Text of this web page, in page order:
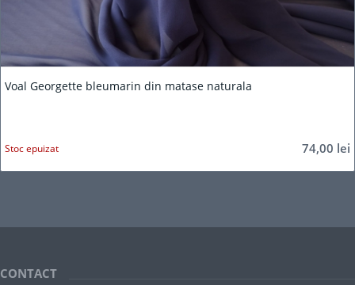
Voal Georgette bleumarin din matase naturala
74,00 lei
Stoc epuizat
CONTACT